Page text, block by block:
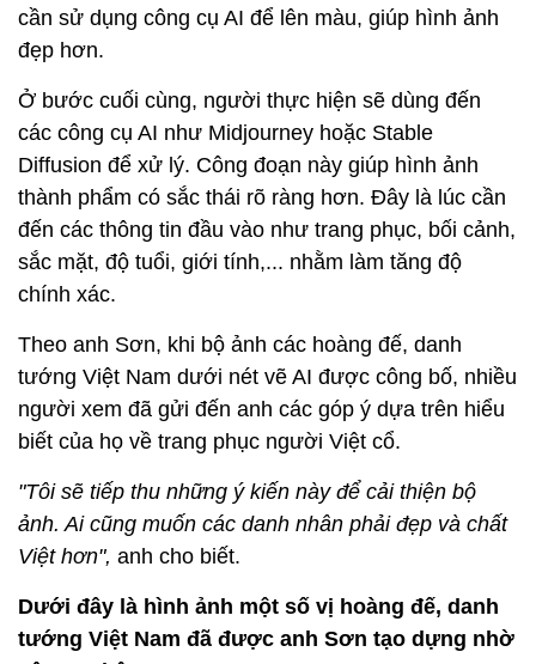
cần sử dụng công cụ AI để lên màu, giúp hình ảnh
đẹp hơn.
Ở bước cuối cùng, người thực hiện sẽ dùng đến
các công cụ AI như Midjourney hoặc Stable
Diffusion để xử lý. Công đoạn này giúp hình ảnh
thành phẩm có sắc thái rõ ràng hơn. Đây là lúc cần
đến các thông tin đầu vào như trang phục, bối cảnh,
sắc mặt, độ tuổi, giới tính,... nhằm làm tăng độ
chính xác.
Theo anh Sơn, khi bộ ảnh các hoàng đế, danh
tướng Việt Nam dưới nét vẽ AI được công bố, nhiều
người xem đã gửi đến anh các góp ý dựa trên hiểu
biết của họ về trang phục người Việt cổ.
"Tôi sẽ tiếp thu những ý kiến này để cải thiện bộ
ảnh. Ai cũng muốn các danh nhân phải đẹp và chất
Việt hơn", anh cho biết.
Dưới đây là hình ảnh một số vị hoàng đế, danh
tướng Việt Nam đã được anh Sơn tạo dựng nhờ